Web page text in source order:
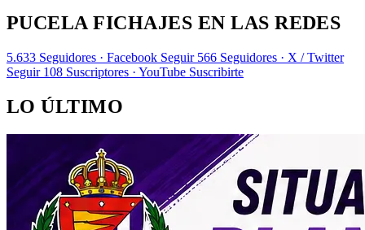
PUCELA FICHAJES EN LAS REDES
5.633 Seguidores · Facebook Seguir 566 Seguidores · X / Twitter
Seguir 108 Suscriptores · YouTube Suscribirte
LO ÚLTIMO